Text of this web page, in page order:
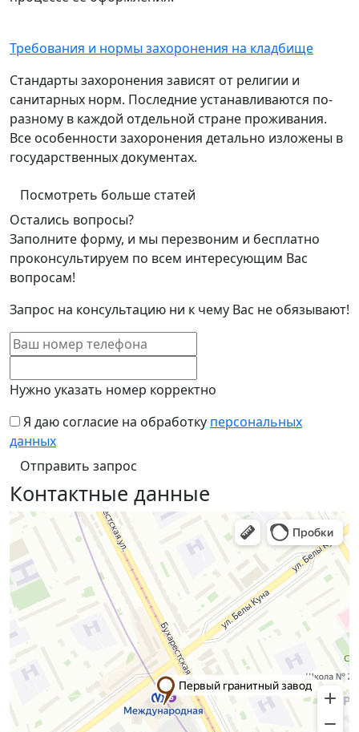
Требования и нормы захоронения на кладбище
Стандарты захоронения зависят от религии и
санитарных норм. Последние устанавливаются по-
разному в каждой отдельной стране проживания.
Все особенности захоронения детально изложены в
государственных документах.
Посмотреть больше статей
Остались вопросы?
Заполните форму, и мы перезвоним и бесплатно
проконсультируем по всем интересующим Вас
вопросам!
Запрос на консультацию ни к чему Вас не обязывают!
Нужно указать номер корректно
Я даю согласие на обработку персональных
данных
Контактные данные